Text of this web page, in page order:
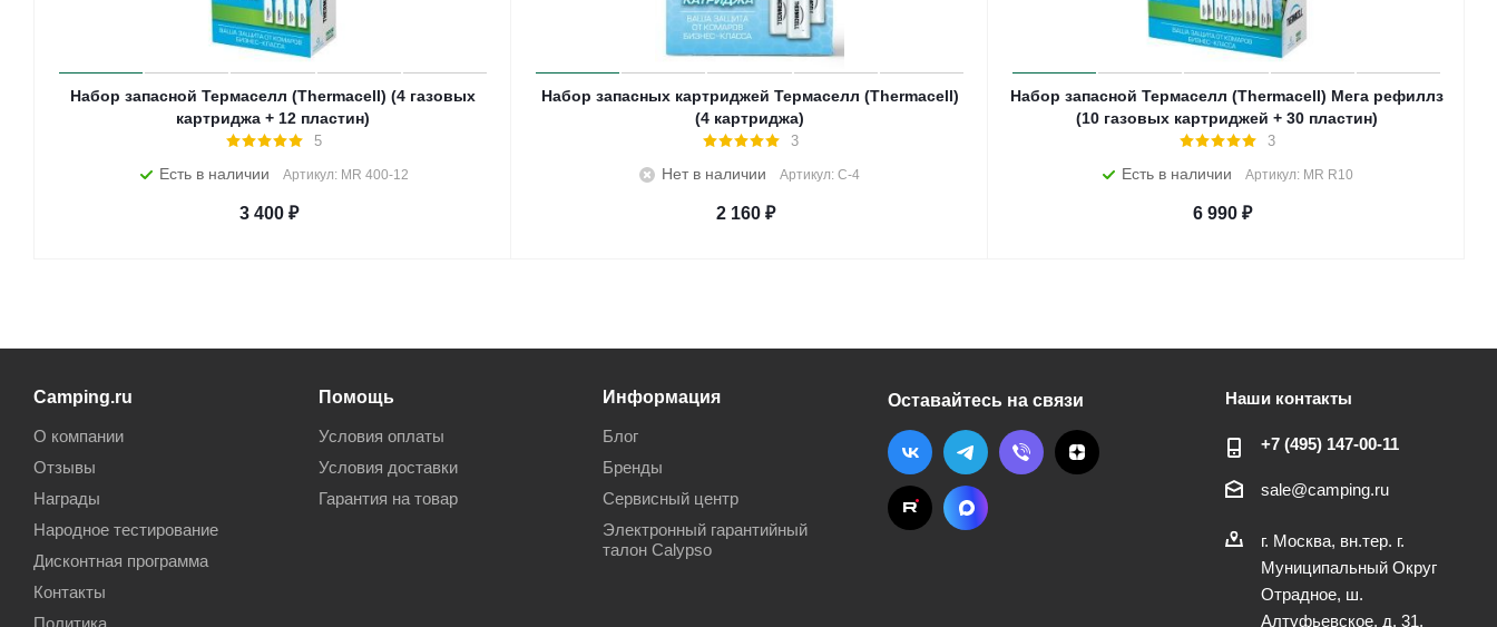
Набор запасной Термаселл (Thermacell) (4 газовых
картриджа + 12 пластин)
5
Есть в наличии Артикул: MR 400-12
3 400 ₽
Набор запасных картриджей Термаселл (Thermacell)
(4 картриджа)
3
Нет в наличии Артикул: C-4
2 160 ₽
Набор запасной Термаселл (Thermacell) Мега рефиллз
(10 газовых картриджей + 30 пластин)
3
Есть в наличии Артикул: MR R10
6 990 ₽
Camping.ru
О компании
Отзывы
Награды
Народное тестирование
Дисконтная программа
Контакты
Политика
Помощь
Условия оплаты
Условия доставки
Гарантия на товар
Информация
Блог
Бренды
Сервисный центр
Электронный гарантийный
талон Calypso
Оставайтесь на связи Наши контакты
+7 (495) 147-00-11
sale@camping.ru
г. Москва, вн.тер. г.
Муниципальный Округ
Отрадное, ш.
Алтуфьевское, д. 31,